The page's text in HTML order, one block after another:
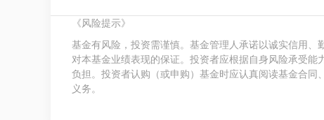
《风险提示》
基金有风险，投资需谨慎。基金管理人承诺以诚实信用
对本基金业绩表现的保证。投资者应根据自身风险承受
负担。投资者认购（或申购）基金时应认真阅读基金合
义务。